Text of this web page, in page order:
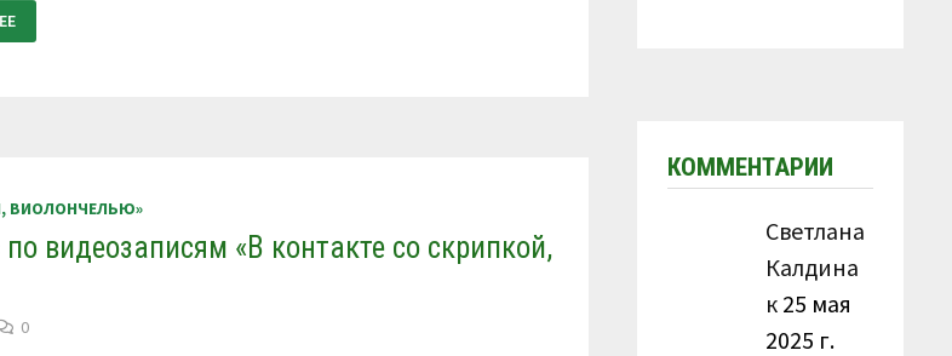
ВИОЛОНЧЕЛЬЮ»
видеозаписям «В контакте со скрипкой,
0
КОММЕНТАРИИ
Светлана
Калдина
к 25 мая
2025 г.